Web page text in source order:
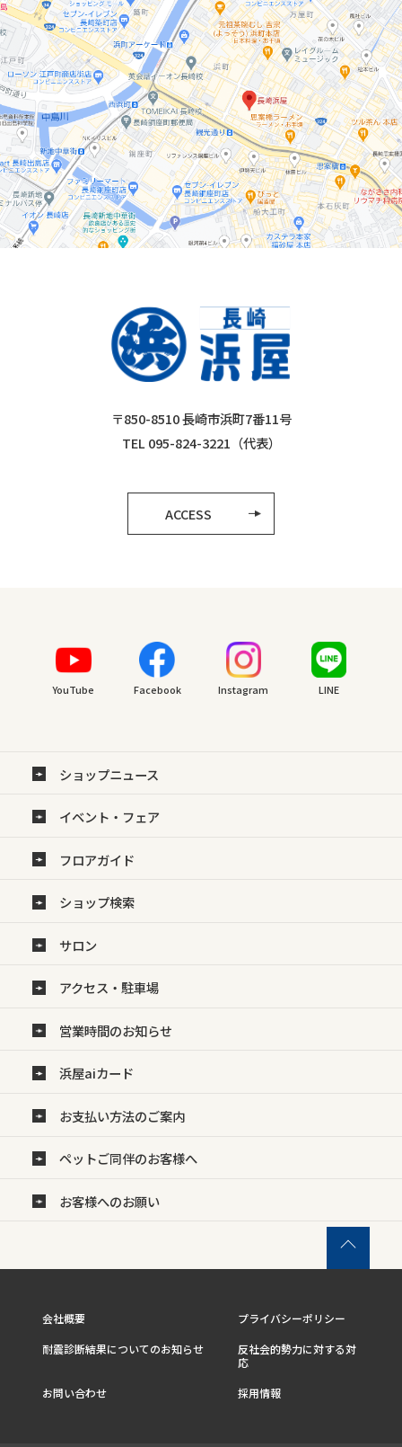
〒850-8510 長崎市浜町7番11号
TEL 095-824-3221（代表）
ACCESS
YouTube Facebook Instagram LINE
ショップニュース
イベント・フェア
フロアガイド
ショップ検索
サロン
アクセス・駐車場
営業時間のお知らせ
浜屋aiカード
お支払い方法のご案内
ペットご同伴のお客様へ
お客様へのお願い
会社概要
プライバシーポリシー
耐震診断結果についてのお知らせ
反社会的勢力に対する対
応
お問い合わせ
採用情報